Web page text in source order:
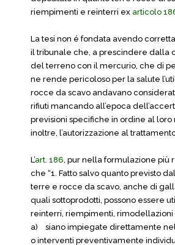
riempimenti e reinterri ex articolo
La tesi non é fondata avendo
il tribunale che, a prescindere dalla
del terreno con il mercurio, che di
ne rende pericoloso per la salute
rocce da scavo andavano
rifiuti mancando all’epoca
previsioni specifiche in ordine al loro
inoltre, l’autorizzazione al
L’art. 186, pur nella formulazione più
che “1. Fatto salvo quanto previsto
terre e rocce da scavo, anche di
quali sottoprodotti, possono essere
reinterri, riempimenti, rimodellazioni
a)
siano impiegate direttamente
o interventi preventivamente